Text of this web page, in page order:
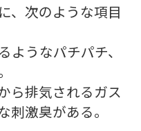
、次のような項目
うなパチパチ、
ら排気されるガス
刺激臭がある。